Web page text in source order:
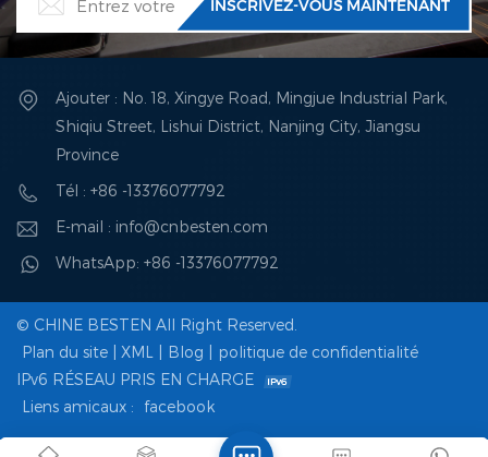
Ajouter : No. 18, Xingye Road, Mingjue Industrial Park,
Shiqiu Street, Lishui District, Nanjing City, Jiangsu
Province
Tél : +86 -13376077792
E-mail : info@cnbesten.com
WhatsApp: +86 -13376077792
© CHINE BESTEN All Right Reserved.
Plan du site
XML Blog
politique de confidentialité
IPv6 RÉSEAU PRIS EN CHARGE
Liens amicaux :
facebook